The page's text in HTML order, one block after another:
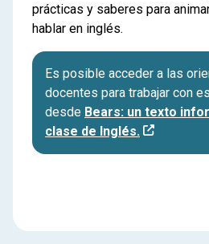
prácticas y saberes para
hablar en inglés.
Es posible acceder a las
docentes para trabajar con
desde Bears: un texto
clase de Inglés.